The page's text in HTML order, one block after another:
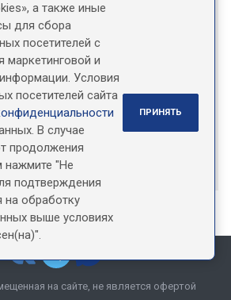
консультация?
менеджерами, чтобы узнать
выполнения заказа, получить
консультацию и любую другую
помощь.
ЗАДАТЬ ВОПРОС
на сайте, не является офертой
а также иные
для сбора
посетителей с
маркетинговой и
Условия
посетителей сайта
В случае
продолжения
нажмите "Не
подтверждения
на обработку
выше условиях
ПРИНЯТЬ